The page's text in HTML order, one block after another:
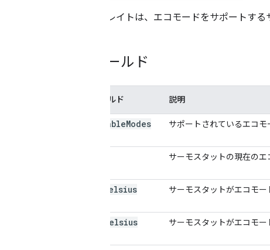
このトレイトは、エコモードをサポートす
フィールド
フィールド 説明
availableModes サポートされているエコモ
サーモスタットの現在のエ
Celsius サーモスタットがエコモー
Celsius サーモスタットがエコモー